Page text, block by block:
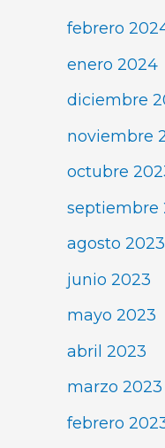
febrero
enero 2024
diciembre
noviembre
octubre
septiembre
agosto 2023
junio 2023
mayo 2023
abril 2023
marzo 2023
febrero